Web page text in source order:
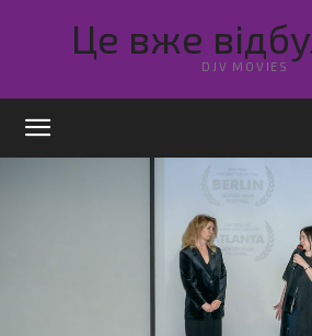
Це вже
DJV MOVIES